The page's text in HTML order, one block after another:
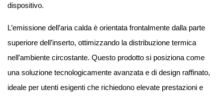
dispositivo.
L’emissione dell’aria calda è orientata frontalmente dalla parte
superiore dell’inserto, ottimizzando la distribuzione termica
nell’ambiente circostante. Questo prodotto si posiziona come
una soluzione tecnologicamente avanzata e di design raffinato,
ideale per utenti esigenti che richiedono elevate prestazioni e